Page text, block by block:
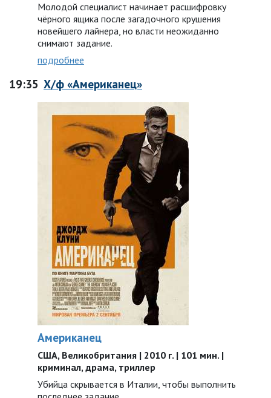
Молодой специалист начинает расшифровку
чёрного ящика после загадочного крушения
новейшего лайнера, но власти неожиданно
снимают задание.
подробнее
19:35 Х/ф «Американец»
Американец
США, Великобритания | 2010 г. | 101 мин. |
криминал, драма, триллер
Убийца скрывается в Италии, чтобы выполнить